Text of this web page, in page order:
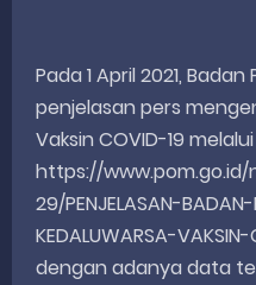
Pada 1 April 2021,
penjelasan pers
Vaksin COVID-19 melalui
https://www.pom.go.id/
29/PENJELASAN-
KEDALUWARSA-
dengan adanya data